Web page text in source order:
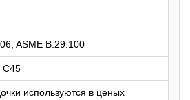
ASME B.29.100
C45
используются в ценых